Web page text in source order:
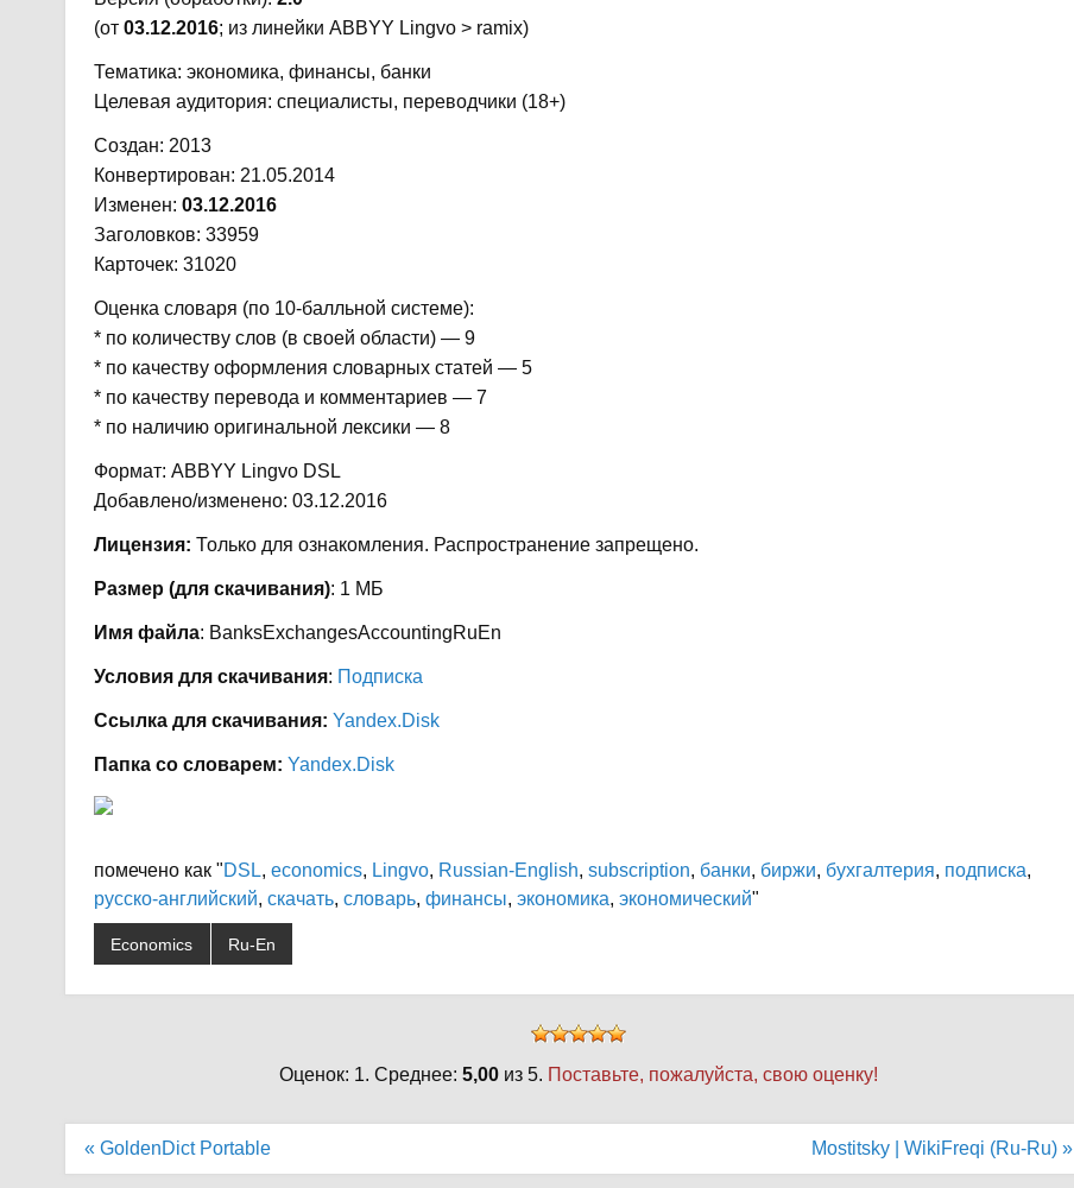
(от 03.12.2016; из линейки ABBYY Lingvo > ramix)
Тематика: экономика, финансы, банки
Целевая аудитория: специалисты, переводчики (18+)
Создан: 2013
Конвертирован: 21.05.2014
Изменен: 03.12.2016
Заголовков: 33959
Карточек: 31020
Оценка словаря (по 10-балльной системе):
* по количеству слов (в своей области) — 9
* по качеству оформления словарных статей — 5
* по качеству перевода и комментариев — 7
* по наличию оригинальной лексики — 8
Формат: ABBYY Lingvo DSL
Добавлено/изменено: 03.12.2016
Лицензия: Только для ознакомления. Распространение запрещено.
Размер (для скачивания): 1 МБ
Имя файла: BanksExchangesAccountingRuEn
Условия для скачивания: Подписка
Ссылка для скачивания: Yandex.Disk
Папка со словарем: Yandex.Disk
помечено как "DSL, economics, Lingvo, Russian-English, subscription, банки, биржи, бухгалтерия, подписка,
русско-английский, скачать, словарь, финансы, экономика, экономический"
Economics Ru-En
Оценок: 1. Среднее: 5,00из 5. Поставьте, пожалуйста, свою оценку!
Навигация
« GoldenDict Portable Mostitsky | WikiFreqi (Ru-Ru) »